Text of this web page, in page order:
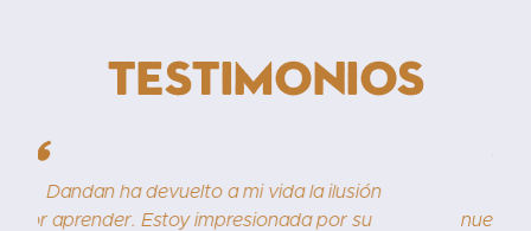
Testimonios
" Estoy muy contenta de escribir sobre
nuestra clase de chino. ¡Nunca soñé que algún